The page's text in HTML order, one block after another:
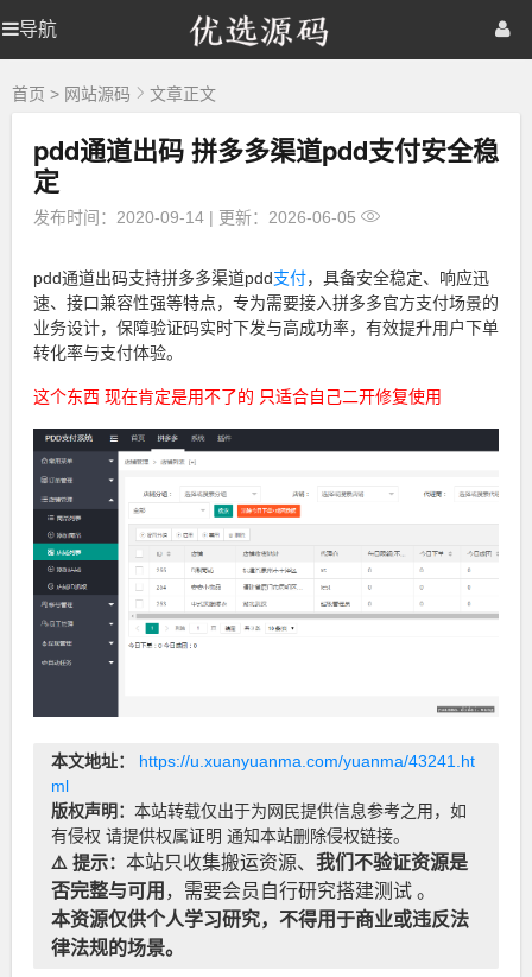
导航
优
选
码
优
选
首页 网站源码
棋牌源码
首页 > 网站源码 文章正文
pdd通道出码 拼多多渠道pdd支付安全稳
定
发布时间：2020-09-14 | 更新：2026-06-05
pdd通道出码支持拼多多渠道pdd支付，具备安全稳定、响应迅
速、接口兼容性强等特点，专为需要接入拼多多官方支付场景的
业务设计，保障验证码实时下发与高成功率，有效提升用户下单
转化率与支付体验。
这个东西 现在肯定是用不了的 只适合自己二开修复使用
本文地址：
https://u.xuanyuanma.com/yuanma/43241.ht
ml
版权声明： 本站转载仅出于为网民提供信息参考之用，如
有侵权 请提供权属证明 通知本站删除侵权链接。
⚠️ 提示： 本站只收集搬运资源、 我们不验证资源是
否完整与可用 ，需要会员自行研究搭建测试 。
本资源仅供个人学习研究，不得用于商业或违反法
律法规的场景。